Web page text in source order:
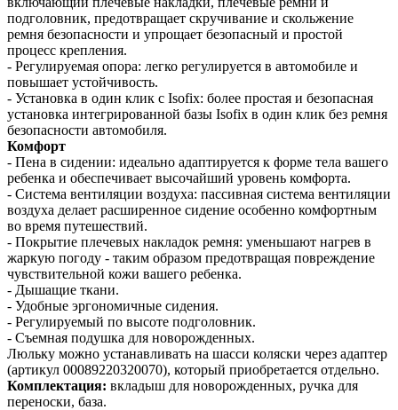
подголовник, предотвращает скручивание и скольжение
ремня безопасности и упрощает безопасный и простой
процесс крепления.
- Регулируемая опора: легко регулируется в автомобиле и
повышает устойчивость.
- Установка в один клик с Isofix: более простая и безопасная
установка интегрированной базы Isofix в один клик без ремня
безопасности автомобиля.
Комфорт
- Пена в сидении: идеально адаптируется к форме тела вашего
ребенка и обеспечивает высочайший уровень комфорта.
- Система вентиляции воздуха: пассивная система вентиляции
воздуха делает расширенное сидение особенно комфортным
во время путешествий.
- Покрытие плечевых накладок ремня: уменьшают нагрев в
жаркую погоду - таким образом предотвращая повреждение
чувствительной кожи вашего ребенка.
- Дышащие ткани.
- Удобные эргономичные сидения.
- Регулируемый по высоте подголовник.
- Съемная подушка для новорожденных.
Люльку можно устанавливать на шасси коляски через адаптер
(артикул 00089220320070), который приобретается отдельно.
Комплектация: вкладыш для новорожденных, ручка для
переноски, база.